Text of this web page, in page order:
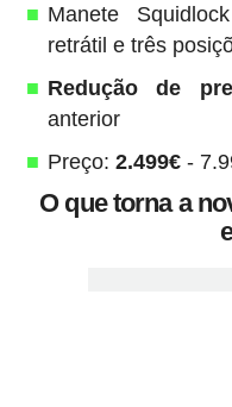
Manete
retrátil e três
Redução de
anterior
Preço: 2.499€-
O que torna a